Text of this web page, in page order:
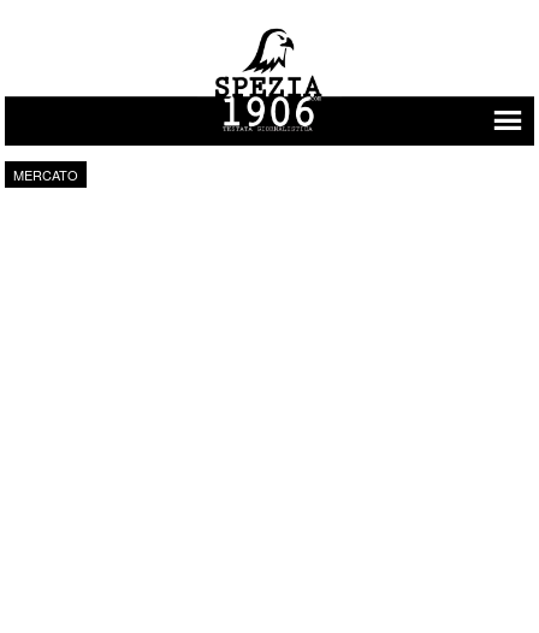
Vai al contenuto
MERCATO